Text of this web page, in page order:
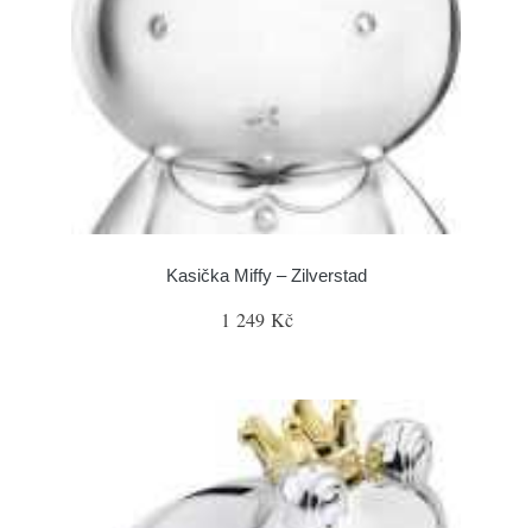
Kasička Miffy – Zilverstad
1 249 Kč